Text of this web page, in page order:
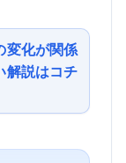
変化が関係
解説はコチ